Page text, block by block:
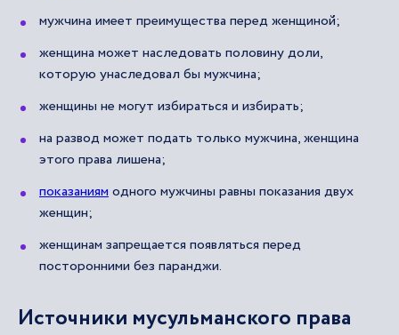
мужчина имеет преимущества перед женщиной;
женщина может наследовать половину доли,
которую унаследовал бы мужчина;
женщины не могут избираться и избирать;
на развод может подать только мужчина, женщина
этого права лишена;
показаниямодного мужчины равны показания двух
женщин;
женщинам запрещается появляться перед
посторонними без паранджи.
Источники мусульманского права